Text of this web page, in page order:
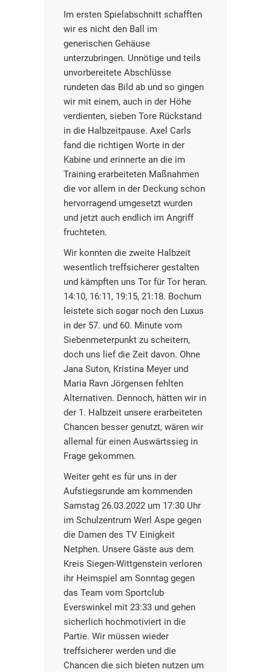
Im ersten Spielabschnitt schafften
wir es nicht den Ball im
generischen Gehäuse
unterzubringen. Unnötige und teils
unvorbereitete Abschlüsse
rundeten das Bild ab und so gingen
wir mit einem, auch in der Höhe
verdienten, sieben Tore Rückstand
in die Halbzeitpause. Axel Carls
fand die richtigen Worte in der
Kabine und erinnerte an die im
Training erarbeiteten Maßnahmen
die vor allem in der Deckung schon
hervorragend umgesetzt wurden
und jetzt auch endlich im Angriff
fruchteten.
Wir konnten die zweite Halbzeit
wesentlich treffsicherer gestalten
und kämpften uns Tor für Tor heran.
14:10, 16:11, 19:15, 21:18. Bochum
leistete sich sogar noch den Luxus
in der 57. und 60. Minute vom
Siebenmeterpunkt zu scheitern,
doch uns lief die Zeit davon. Ohne
Jana Suton, Kristina Meyer und
Maria Ravn Jörgensen fehlten
Alternativen. Dennoch, hätten wir in
der 1. Halbzeit unsere erarbeiteten
Chancen besser genutzt, wären wir
allemal für einen Auswärtssieg in
Frage gekommen.
Weiter geht es für uns in der
Aufstiegsrunde am kommenden
Samstag 26.03.2022 um 17:30 Uhr
im Schulzentrum Werl Aspe gegen
die Damen des TV Einigkeit
Netphen. Unsere Gäste aus dem
Kreis Siegen-Wittgenstein verloren
ihr Heimspiel am Sonntag gegen
das Team vom Sportclub
Everswinkel mit 23:33 und gehen
sicherlich hochmotiviert in die
Partie. Wir müssen wieder
treffsicherer werden und die
Chancen die sich bieten nutzen um